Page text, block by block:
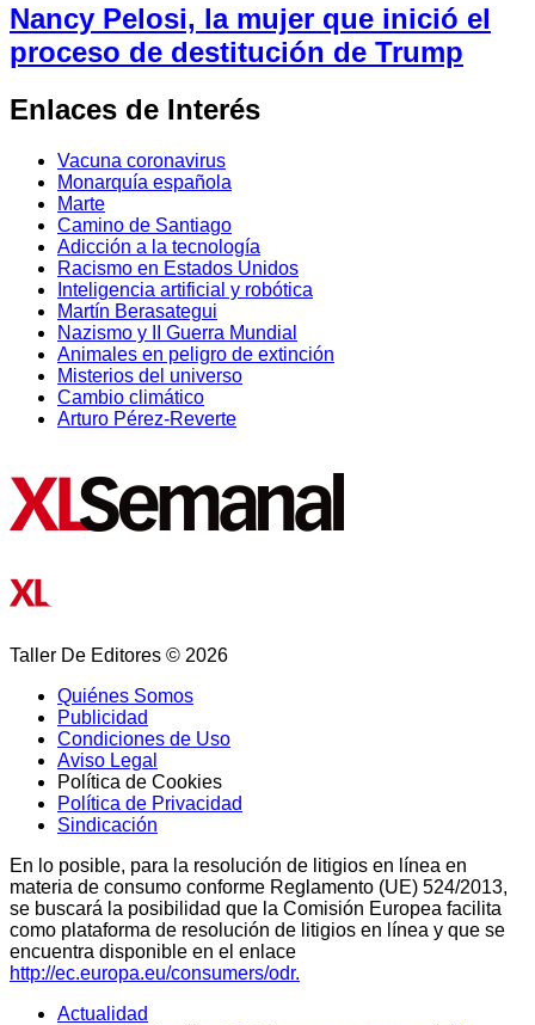
Nancy Pelosi, la mujer que inició el
proceso de destitución de Trump
Enlaces de Interés
Vacuna coronavirus
Monarquía española
Marte
Camino de Santiago
Adicción a la tecnología
Racismo en Estados Unidos
Inteligencia artificial y robótica
Martín Berasategui
Nazismo y II Guerra Mundial
Animales en peligro de extinción
Misterios del universo
Cambio climático
Arturo Pérez-Reverte
Taller De Editores © 2026
Quiénes Somos
Publicidad
Condiciones de Uso
Aviso Legal
Política de Cookies
Política de Privacidad
Sindicación
En lo posible, para la resolución de litigios en línea en
materia de consumo conforme Reglamento (UE) 524/2013,
se buscará la posibilidad que la Comisión Europea facilita
como plataforma de resolución de litigios en línea y que se
encuentra disponible en el enlace
http://ec.europa.eu/consumers/odr.
Actualidad